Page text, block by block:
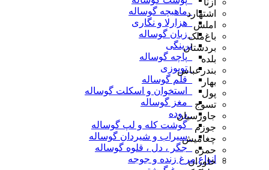
_ماهیچه گوساله
_هزارلا و نگاری
_زبان گوساله
نرینگی
_پاچه گوساله
_توپوزی
_قلم گوساله
_استخوان و اسکلت گوساله
_مغز گوساله
_روده
_گوشت کله و لپ گوساله
_سیراب و شیردان گوساله
_جگر ، دل ، قلوه گوساله
انواع مرغ زنده و جوجه
ازنا
اشتهارد
املش
باغ‌ملک
بردستان
بلده
بندرعباس
بهار
پول
تسوج
جاورسیان
جوزم
چغامیش
حمزه
خاوران